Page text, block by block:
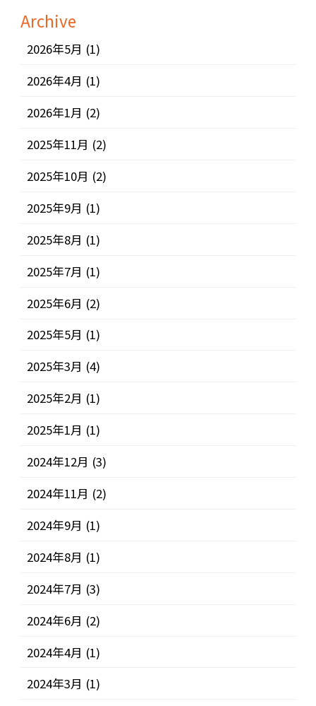
Archive
2026年5月 (1)
2026年4月 (1)
2026年1月 (2)
2025年11月 (2)
2025年10月 (2)
2025年9月 (1)
2025年8月 (1)
2025年7月 (1)
2025年6月 (2)
2025年5月 (1)
2025年3月 (4)
2025年2月 (1)
2025年1月 (1)
2024年12月 (3)
2024年11月 (2)
2024年9月 (1)
2024年8月 (1)
2024年7月 (3)
2024年6月 (2)
2024年4月 (1)
2024年3月 (1)